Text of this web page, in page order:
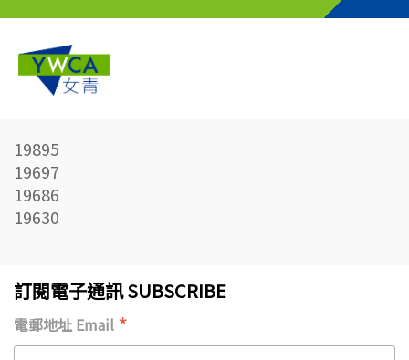
19895
19697
19686
19630
訂閱電子通訊 SUBSCRIBE
電郵地址 Email *